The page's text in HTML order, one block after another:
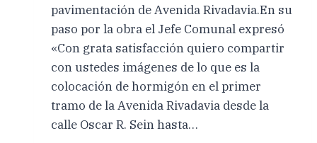
pavimentación de Avenida Rivadavia.En su
paso por la obra el Jefe Comunal expresó
«Con grata satisfacción quiero compartir
con ustedes imágenes de lo que es la
colocación de hormigón en el primer
tramo de la Avenida Rivadavia desde la
calle Oscar R. Sein hasta…